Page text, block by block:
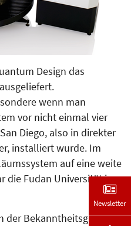
Design das
wenn man
vor nicht einmal vier
Diego, also in direkter
installiert wurde. Im
auf eine weite
die Fudan Universität in
der Bekanntheitsgrad und
Newsletter